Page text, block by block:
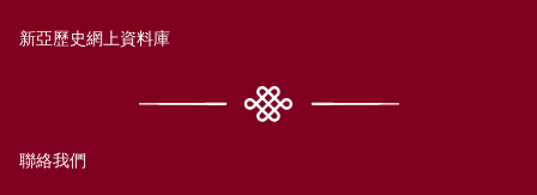
新亞歷史網上資料庫
聯絡我們